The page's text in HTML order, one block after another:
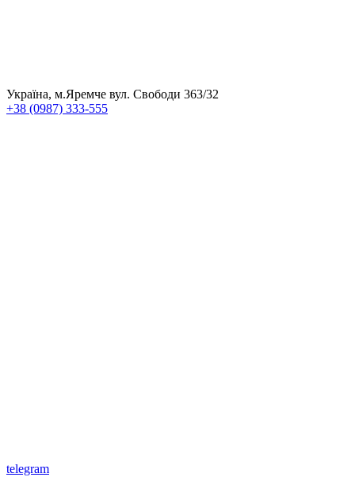
Україна, м.Яремче вул. Свободи 363/32
+38 (0987) 333-555
telegram